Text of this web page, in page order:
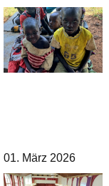
01. März 2026